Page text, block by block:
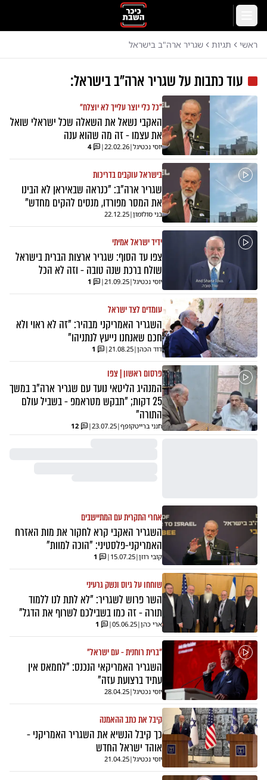
דלג לתוכן הראשי
ראשי תגיות שגריר ארה"ב בישראל
עוד כתבות עלשגריר ארה"ב בישראל:
"כל כלי יוצר עלייך לא יוצלח"
האקבי נשאל את השאלה שכל ישראלי שואל
את עצמו - זה מה שהוא ענה
יוסי נכטיגל|
22.02.26
|
4
בישראל עוקבים בדריכות
שגריר ארה"ב: "כנראה שבאיראן לא הבינו
את המסר מפורדו, מנסים להקים מחדש"
בני סולומון|
22.12.25
ידיד ישראל אמיתי
צפו עד הסוף: שגריר ארצות הברית בישראל
שולח ברכת שנה טובה - וזה לא הכל
יוסי נכטיגל|
21.09.25
|
1
עומדים לצד ישראל
השגריר האמריקני מבהיר: "זה לא ראוי ולא
חכם שאנחנו נייעץ לנתניהו"
דוד הכהן|
21.08.25
|
1
פרסום ראשון | צפו
המנהיג הליטאי נועד עם שגריר ארה"ב במשך
25 דקות; "תבקש מטראמפ - בשביל עולם
התורה"
חנני ברייטקופף|
23.07.25
|
12
אחרי התקרית עם המתיישבים
השגריר האקבי קרא לחקור את מות האזרח
האמריקני-פלסטיני: "הוכה למוות"
קובי רוזן|
15.07.25
|
1
שוחחו על גיוס ונשק גרעיני
השר פרוש לשגריר: "לא לתת לנו ללמוד
תורה - זה כמו בשבילכם לשרוף את הדגל"
ארי כהן|
05.06.25
|
1
"ברית רוחנית - עם ישראל"
השגריר האמריקאי הנכנס: "לחמאס אין
עתיד ברצועת עזה"
יוסי נכטיגל|
28.04.25
קיבל את כתב ההאמנה
כך קיבל הנשיא את השגריר האמריקני -
אוהד ישראל החדש
יוסי נכטיגל|
21.04.25